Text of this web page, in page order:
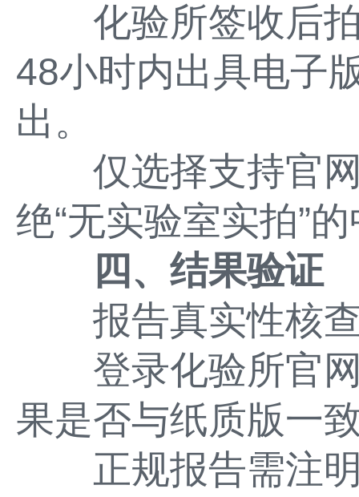
化验所签收后拍
48小时内出具电子
出。
仅选择支持官网
绝“无实验室实拍”
四、结果验证
报告真实性核
登录化验所官网
果是否与纸质版一
正规报告需注明